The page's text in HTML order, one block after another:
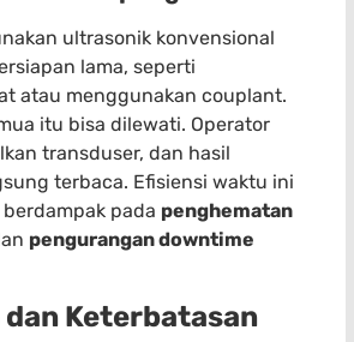
ultrasonik konvensional
lama, seperti
atau menggunakan couplant.
itu bisa dilewati. Operator
transduser, dan hasil
terbaca. Efisiensi waktu ini
pada penghematan
pengurangan downtime
Keterbatasan